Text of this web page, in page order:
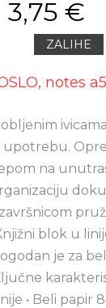
3,75 €
ZALIHE
notes
na
blok u
je za
• Beli papir